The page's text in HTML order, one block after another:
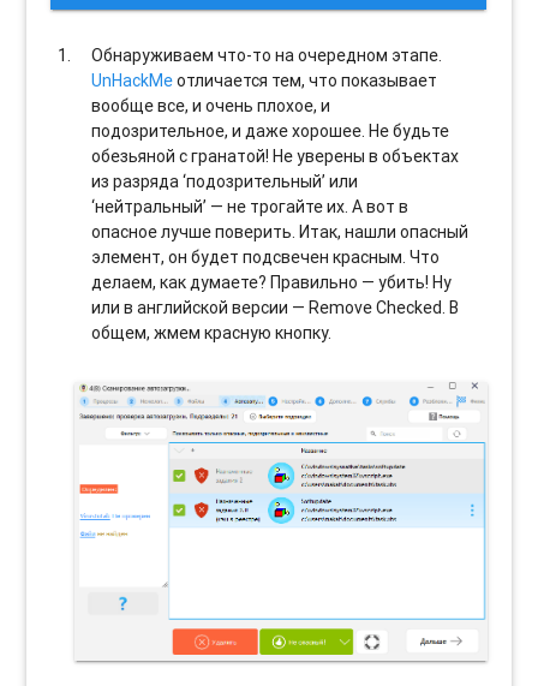
Обнаруживаем что-то на очередном этапе.
UnHackMeотличается тем, что показывает
вообще все, и очень плохое, и
подозрительное, и даже хорошее. Не будьте
обезьяной с гранатой! Не уверены в объектах
из разряда ‘подозрительный’ или
‘нейтральный’ — не трогайте их. А вот в
опасное лучше поверить. Итак, нашли опасный
элемент, он будет подсвечен красным. Что
делаем, как думаете? Правильно — убить! Ну
или в английской версии — Remove Checked. В
общем, жмем красную кнопку.